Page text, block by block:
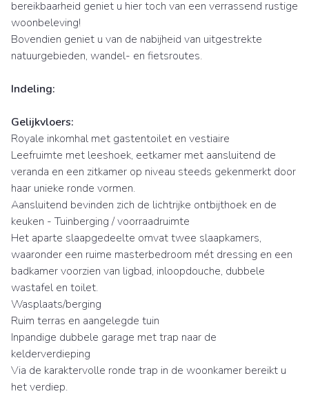
bereikbaarheid geniet u hier toch van een verrassend rustige
woonbeleving!
Bovendien geniet u van de nabijheid van uitgestrekte
natuurgebieden, wandel- en fietsroutes.
Indeling:
Gelijkvloers:
Royale inkomhal met gastentoilet en vestiaire
Leefruimte met leeshoek, eetkamer met aansluitend de
veranda en een zitkamer op niveau steeds gekenmerkt door
haar unieke ronde vormen.
Aansluitend bevinden zich de lichtrijke ontbijthoek en de
keuken - Tuinberging / voorraadruimte
Het aparte slaapgedeelte omvat twee slaapkamers,
waaronder een ruime masterbedroom mét dressing en een
badkamer voorzien van ligbad, inloopdouche, dubbele
wastafel en toilet.
Wasplaats/berging
Ruim terras en aangelegde tuin
Inpandige dubbele garage met trap naar de
kelderverdieping
Via de karaktervolle ronde trap in de woonkamer bereikt u
het verdiep.